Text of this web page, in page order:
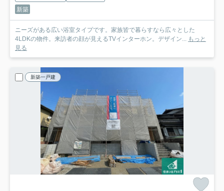
新築
ニーズがある広い浴室タイプです。家族皆で暮らすなら広々とした
4LDKの物件。来訪者の顔が見えるTVインターホン。デザイン... もっと
見る
新築一戸建